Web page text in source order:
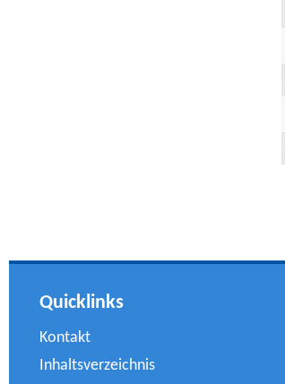
Quicklinks
Kontakt
Inhaltsverzeichnis